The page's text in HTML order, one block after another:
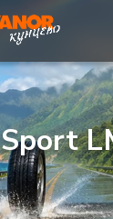
товара